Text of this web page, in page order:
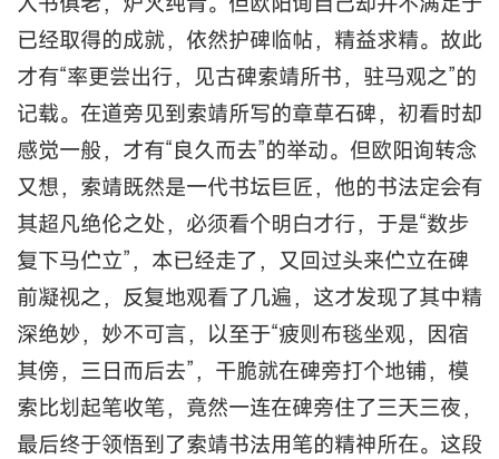
已经取得的成就，依然护碑临帖，精益求精。故此
才有“率更尝出行，见古碑索靖所书，驻马观之”的
记载。在道旁见到索靖所写的章草石碑，初看时却
感觉一般，才有“良久而去”的举动。但欧阳询转念
又想，索靖既然是一代书坛巨匠，他的书法定会有
其超凡绝伦之处，必须看个明白才行，于是“数步
复下马伫立”，本已经走了，又回过头来伫立在碑
前凝视之，反复地观看了几遍，这才发现了其中精
深绝妙，妙不可言，以至于“疲则布毯坐观，因宿
其傍，三日而后去”，干脆就在碑旁打个地铺，模
索比划起笔收笔，竟然一连在碑旁住了三天三夜，
最后终于领悟到了索靖书法用笔的精神所在。这段